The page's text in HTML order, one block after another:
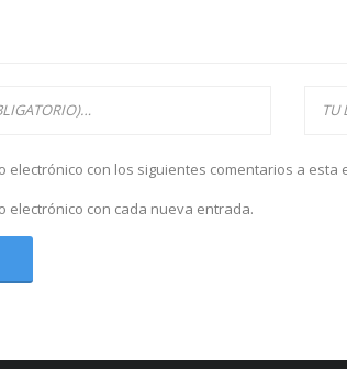
electrónico con los siguientes comentarios a esta
electrónico con cada nueva entrada.